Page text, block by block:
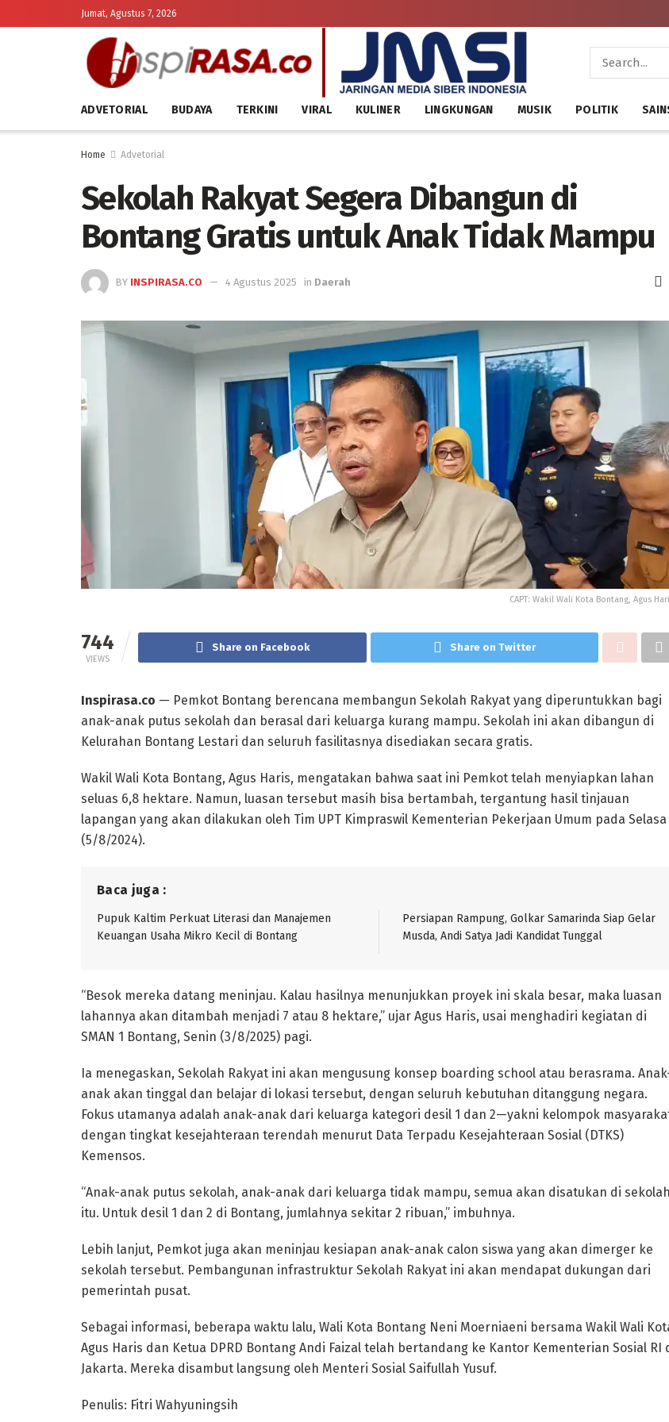
Jumat, Agustus 7, 2026
ADVETORIAL BUDAYA TERKINI VIRAL KULINER LINGKUNGAN MUSIK POLITIK
Home Advetorial
Sekolah Rakyat Segera Dibangun di
Bontang Gratis untuk Anak Tidak Mampu
BY INSPIRASA.CO 4 Agustus 2025 in Daerah
CAPT: Wakil Wali Kota Bontang, Agus
744
VIEWS
Share on Facebook Share on Twitter
Inspirasa.co — Pemkot Bontang berencana membangun Sekolah Rakyat yang diperuntukkan bagi
anak-anak putus sekolah dan berasal dari keluarga kurang mampu. Sekolah ini akan dibangun di
Kelurahan Bontang Lestari dan seluruh fasilitasnya disediakan secara gratis.
Wakil Wali Kota Bontang, Agus Haris, mengatakan bahwa saat ini Pemkot telah menyiapkan lahan
seluas 6,8 hektare. Namun, luasan tersebut masih bisa bertambah, tergantung hasil tinjauan
lapangan yang akan dilakukan oleh Tim UPT Kimpraswil Kementerian Pekerjaan Umum pada Selasa
(5/8/2024).
Baca juga :
Pupuk Kaltim Perkuat Literasi dan Manajemen
Keuangan Usaha Mikro Kecil di Bontang
Persiapan Rampung, Golkar Samarinda Siap Gelar
Musda, Andi Satya Jadi Kandidat Tunggal
“Besok mereka datang meninjau. Kalau hasilnya menunjukkan proyek ini skala besar, maka luasan
lahannya akan ditambah menjadi 7 atau 8 hektare,” ujar Agus Haris, usai menghadiri kegiatan di
SMAN 1 Bontang, Senin (3/8/2025) pagi.
Ia menegaskan, Sekolah Rakyat ini akan mengusung konsep boarding school atau berasrama.
anak akan tinggal dan belajar di lokasi tersebut, dengan seluruh kebutuhan ditanggung negara.
Fokus utamanya adalah anak-anak dari keluarga kategori desil 1 dan 2—yakni kelompok
dengan tingkat kesejahteraan terendah menurut Data Terpadu Kesejahteraan Sosial (DTKS)
Kemensos.
“Anak-anak putus sekolah, anak-anak dari keluarga tidak mampu, semua akan disatukan di sekolah
itu. Untuk desil 1 dan 2 di Bontang, jumlahnya sekitar 2 ribuan,” imbuhnya.
Lebih lanjut, Pemkot juga akan meninjau kesiapan anak-anak calon siswa yang akan dimerger ke
sekolah tersebut. Pembangunan infrastruktur Sekolah Rakyat ini akan mendapat dukungan dari
pemerintah pusat.
Sebagai informasi, beberapa waktu lalu, Wali Kota Bontang Neni Moerniaeni bersama Wakil Wali
Agus Haris dan Ketua DPRD Bontang Andi Faizal telah bertandang ke Kantor Kementerian Sosial RI
Jakarta. Mereka disambut langsung oleh Menteri Sosial Saifullah Yusuf.
Penulis: Fitri Wahyuningsih